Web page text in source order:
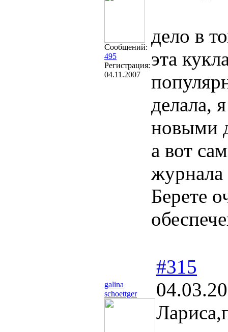
Сообщений:
495
Регистрация:
04.11.2007
дело в
эта
делала,
новыми
а вот
Берете
galina
schoettger
#315